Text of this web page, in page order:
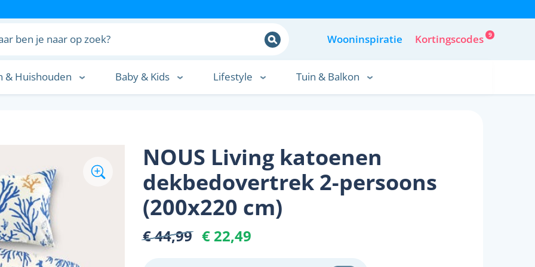
Wooninspiratie Kortingscodes 9
& Huishouden Baby & Kids Lifestyle Tuin & Balkon
NOUS Living katoenen
dekbedovertrek 2-persoons
(200x220 cm)
€ 44,99 € 22,49